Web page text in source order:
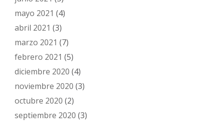
mayo 2021 (4)
abril 2021 (3)
marzo 2021 (7)
febrero 2021 (5)
diciembre 2020 (4)
noviembre 2020 (3)
octubre 2020 (2)
septiembre 2020 (3)